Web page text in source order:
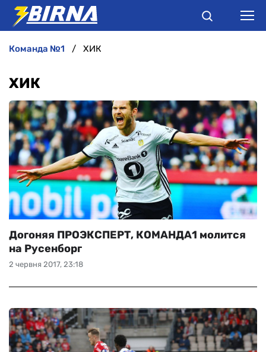
ІНТЕРВ'Ю
РІЗНЕ
БУКМЕКЕРИ
команда №1 ХИК
ХИК
2 червня 2017, 23:18
Догоняя ПРОЭКСПЕРТ, КОМАНДА1 молится
на Русенборг